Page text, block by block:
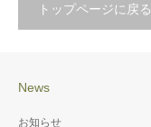
トップページに戻る
News
お知らせ